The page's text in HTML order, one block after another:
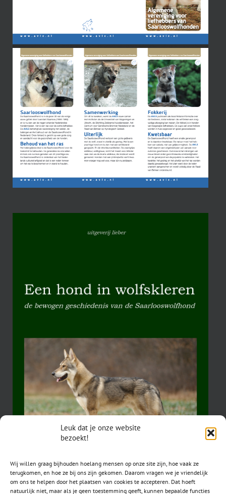
Leuk dat je onze website
bezoekt!
Wij willen graag bijhouden hoelang mensen op onze site zijn, hoe vaak ze
terugkomen, en hoe ze bij ons zijn gekomen. Daarom vragen we je vriendelijk
om ons te helpen door het plaatsen van cookies te accepteren. Dat hoeft
natuurlijk niet, maar als je geen toestemming geeft, kunnen bepaalde functies